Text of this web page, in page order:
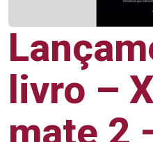
livro –
mate 2